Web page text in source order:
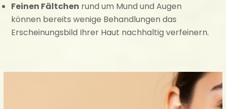
Feinen Fältchen rund um Mund und Augen
können bereits wenige Behandlungen das
Erscheinungsbild Ihrer Haut nachhaltig verfeinern.